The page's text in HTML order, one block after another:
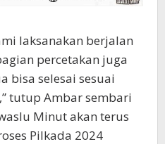
laksanakan berjalan
percetakan juga
bisa selesai sesuai
tutup Ambar sembari
Minut akan terus
Pilkada 2024